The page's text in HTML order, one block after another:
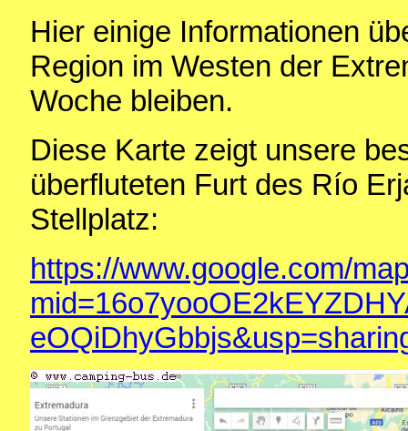
Hier einige Informationen
Region im Westen der
Woche bleiben.
Diese Karte zeigt unsere
überfluteten Furt des Río
Stellplatz:
https://www.google.com/